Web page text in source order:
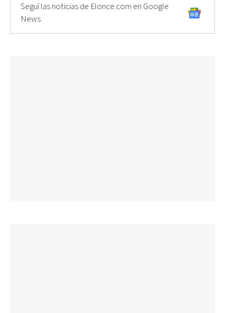
Seguí las noticias de Elonce.com en Google
News